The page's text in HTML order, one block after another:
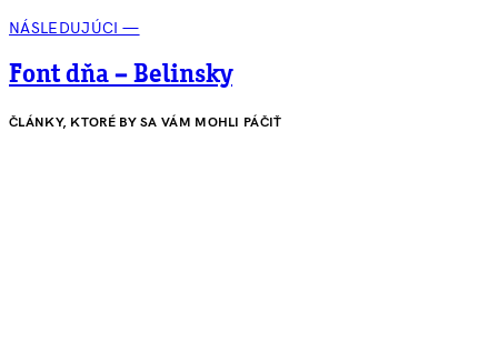
NÁSLEDUJÚCI —
Font dňa – Belinsky
ČLÁNKY, KTORÉ BY SA VÁM MOHLI PÁČIŤ